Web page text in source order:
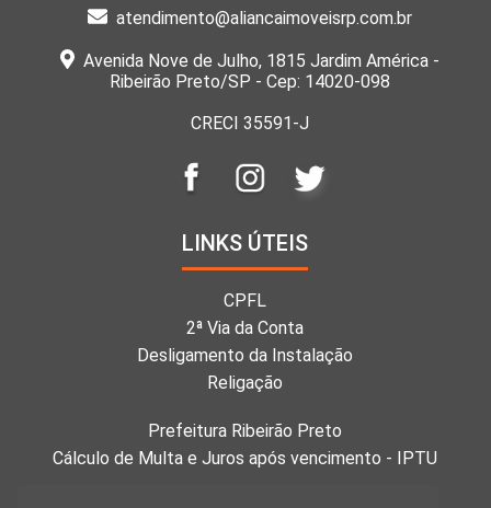
atendimento@aliancaimoveisrp.com.br
Avenida Nove de Julho, 1815 Jardim América -
Ribeirão Preto/SP - Cep: 14020-098
CRECI 35591-J
LINKS ÚTEIS
CPFL
2ª Via da Conta
Desligamento da Instalação
Religação
Prefeitura Ribeirão Preto
Cálculo de Multa e Juros após vencimento - IPTU